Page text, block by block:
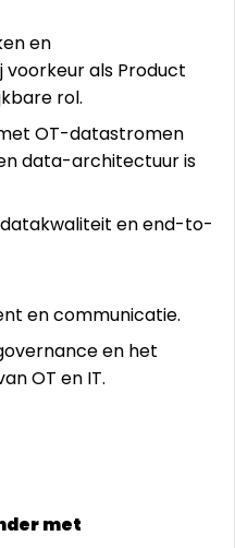
en
als Product
rol.
OT-datastromen
data-architectuur is
en end-to-
en communicatie.
en het
OT en IT.
met